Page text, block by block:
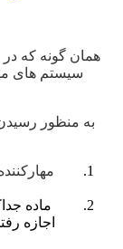
همان ­گونه که
سیستم های
به منظور
ماده
اجازه